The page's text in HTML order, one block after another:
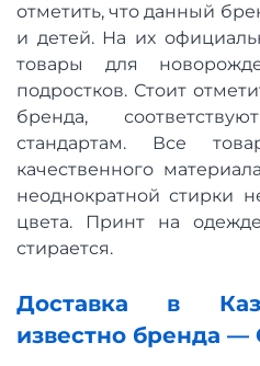
отметить, что данный
и детей. На их
товары для
подростков. Стоит
бренда,
стандартам. Все
качественного
неоднократной стирки
цвета. Принт на
стирается.
Доставка в
известно бренда —